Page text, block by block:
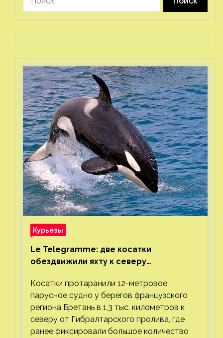
Курьезы
Le Telegramme: две косатки
обездвижили яхту к северу
Косатки протаранили 12-метровое
парусное судно у берегов французского
региона Бретань в 1,3 тыс. километров к
северу от Гибралтарского пролива, где
ранее фиксировали большое количество